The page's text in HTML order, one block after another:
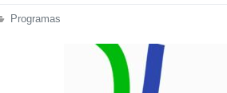
Programas